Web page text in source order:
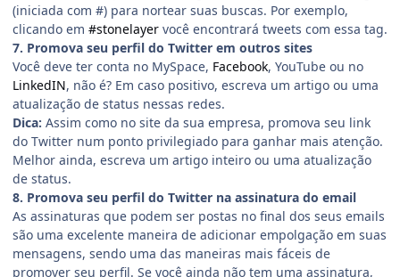
(iniciada com #) para nortear suas buscas. Por exemplo,
clicando em #stonelayer você encontrará tweets com essa tag.
7. Promova seu perfil do Twitter em outros sites
Você deve ter conta no MySpace, Facebook, YouTube ou no
LinkedIN, não é? Em caso positivo, escreva um artigo ou uma
atualização de status nessas redes.
Dica: Assim como no site da sua empresa, promova seu link
do Twitter num ponto privilegiado para ganhar mais atenção.
Melhor ainda, escreva um artigo inteiro ou uma atualização
de status.
8. Promova seu perfil do Twitter na assinatura do email
As assinaturas que podem ser postas no final dos seus emails
são uma excelente maneira de adicionar empolgação em suas
mensagens, sendo uma das maneiras mais fáceis de
promover seu perfil. Se você ainda não tem uma assinatura,